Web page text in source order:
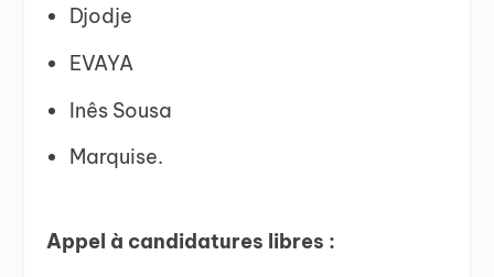
Djodje
EVAYA
Inês Sousa
Marquise.
Appel à candidatures libres :